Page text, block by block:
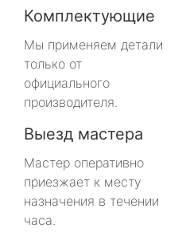
Комплектующие
Мы применяем детали
только от
официального
производителя.
Выезд мастера
Мастер оперативно
приезжает к месту
назначения в течении
часа.